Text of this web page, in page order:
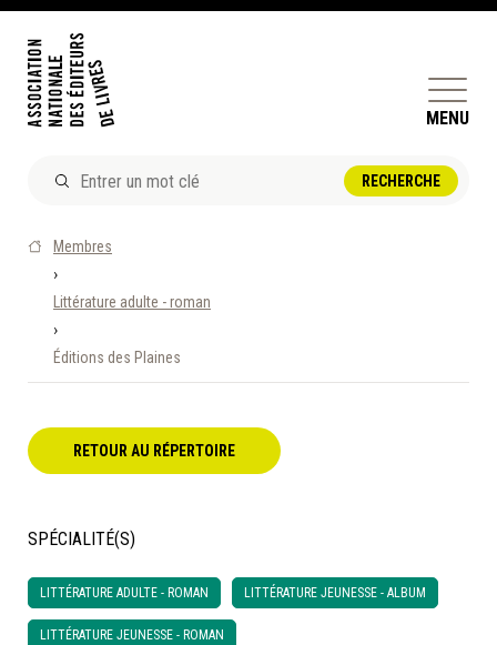
MENU
DOSSIERS ET ENJEUX
ÊTRE ÉDITEUR·TRICE
PERFECTIONNEMENT
ET SERVICES AUX MEMBRES
À LA POINTE DE LA PROFESSION
RÉPERTOIRE DES MEMBRES
CALENDRIER
À PROPOS DEVENIR MEMBRE
Membres
›
Littérature adulte - roman
›
Éditions des Plaines
RETOUR AU RÉPERTOIRE
SPÉCIALITÉ(S)
LITTÉRATURE ADULTE - ROMAN LITTÉRATURE JEUNESSE - ALBUM
LITTÉRATURE JEUNESSE - ROMAN